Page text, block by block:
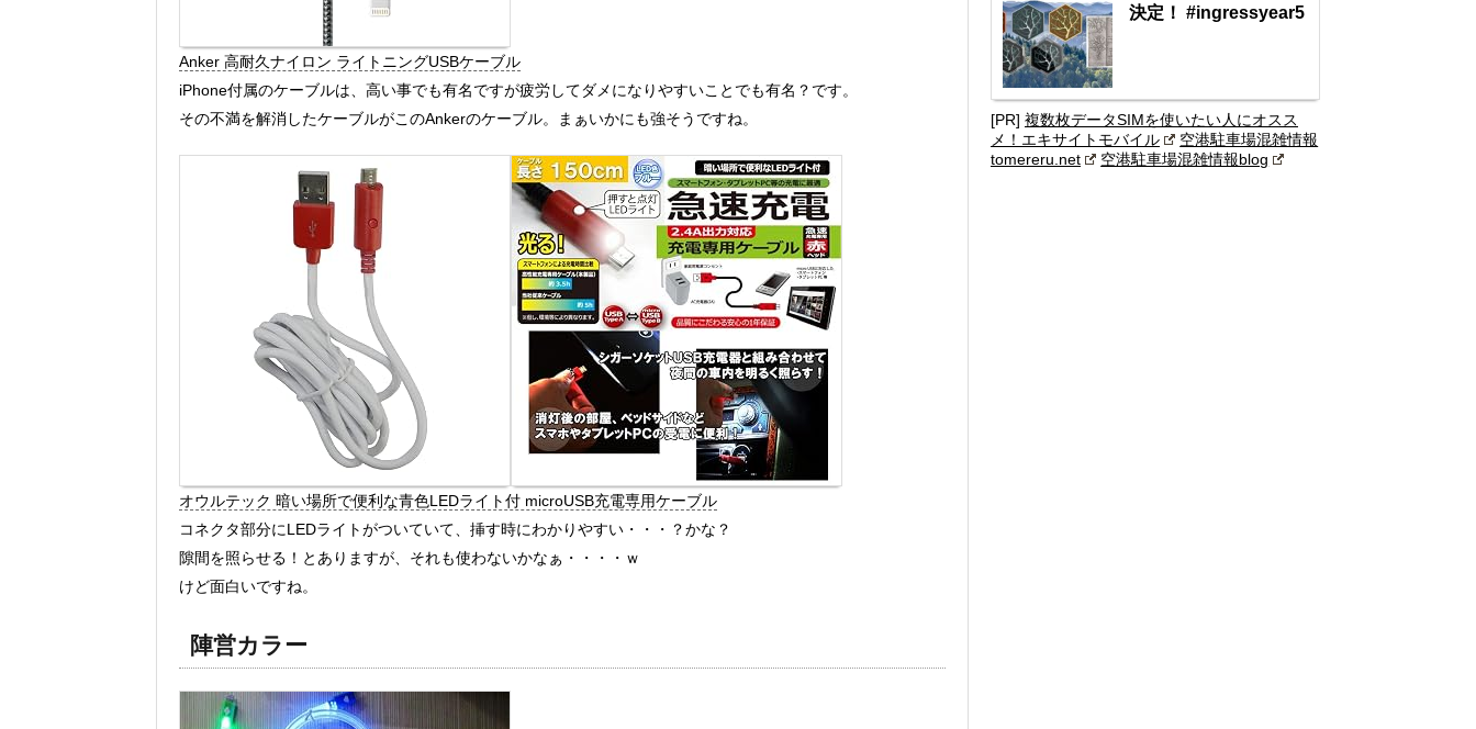
Anker 高耐久ナイロン ライトニングUSBケーブル
iPhone付属のケーブルは、高い事でも有名ですが疲労してダメになりやすいことでも有名？です。
その不満を解消したケーブルがこのAnkerのケーブル。まぁいかにも強そうですね。
オウルテック 暗い場所で便利な青色LEDライト付 microUSB充電専用ケーブル
コネクタ部分にLEDライトがついていて、挿す時にわかりやすい・・・？かな？
隙間を照らせる！とありますが、それも使わないかなぁ・・・・ｗ
けど面白いですね。
陣営カラー
決定！ #ingressyear5
[PR] 複数枚データSIMを使いたい人にオスス
メ！エキサイトモバイル
空港駐車場混雑情報
tomereru.net
空港駐車場混雑情報blog